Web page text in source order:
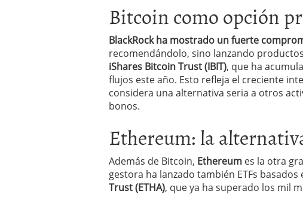
Bitcoin como opción
BlackRock ha mostrado un fuerte
recomendándolo, sino lanzando
iShares Bitcoin Trust (IBIT), que ha
flujos este año. Esto refleja el creciente
considera una alternativa seria a otros
bonos.
Ethereum: la
Además de Bitcoin, Ethereum es la otra
gestora ha lanzado también ETFs
Trust (ETHA), que ya ha superado los mil